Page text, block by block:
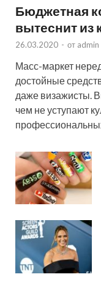
Бюджетная
вытеснит из
26.03.2020 - от admin
Масс-маркет
достойные
даже визажисты.
чем не уступают